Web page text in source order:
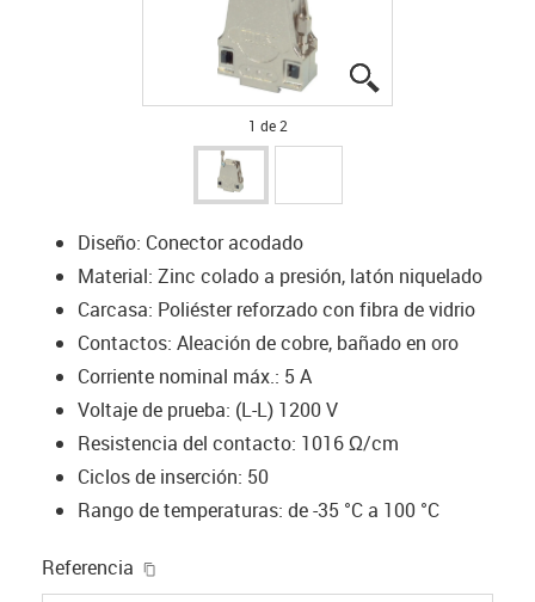
1 de 2
Diseño: Conector acodado
Material: Zinc colado a presión, latón niquelado
Carcasa: Poliéster reforzado con fibra de vidrio
Contactos: Aleación de cobre, bañado en oro
Corriente nominal máx.: 5 A
Voltaje de prueba: (L-L) 1200 V
Resistencia del contacto: 1016 Ω/cm
Ciclos de inserción: 50
Rango de temperaturas: de -35 °C a 100 °C
Referencia